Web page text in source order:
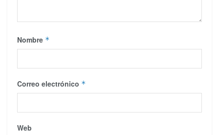
Nombre *
Correo electrónico *
Web